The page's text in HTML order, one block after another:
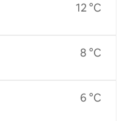
12 °C
8 °C
6 °C